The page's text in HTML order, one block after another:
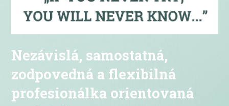
Nezávislá, samostatná,
zodpovedná a flexibilná
profesionálka orientovaná